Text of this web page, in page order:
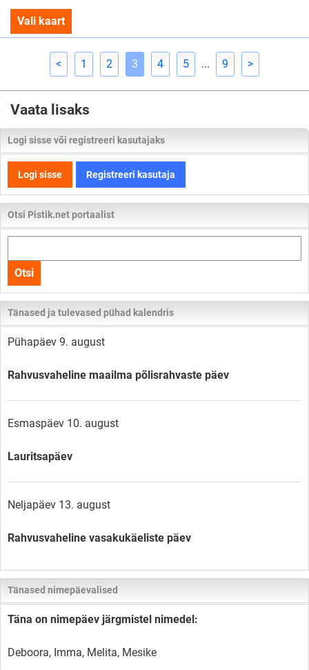
Vali kaart
< 1 2 3 4 5 ... 9 >
Vaata lisaks
Logi sisse või registreeri kasutajaks
Logi sisse Registreeri kasutaja
Otsi Pistik.net portaalist
kogu
lehelt
Otsi
Tänased ja tulevased pühad kalendris
Pühapäev 9. august
Rahvusvaheline maailma põlisrahvaste päev
Esmaspäev 10. august
Lauritsapäev
Neljapäev 13. august
Rahvusvaheline vasakukäeliste päev
Tänased nimepäevalised
Täna on nimepäev järgmistel nimedel:
Deboora, Imma, Melita, Mesike